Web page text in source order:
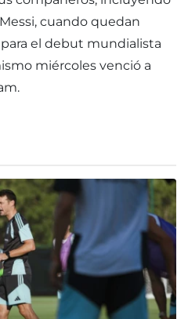
cuando quedan
el debut mundialista
miércoles venció a